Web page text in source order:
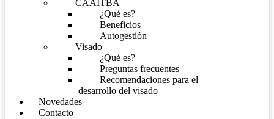
CAAITBA
¿Qué es?
Beneficios
Autogestión
Visado
¿Qué es?
Preguntas frecuentes
Recomendaciones para el
desarrollo del visado
Novedades
Contacto